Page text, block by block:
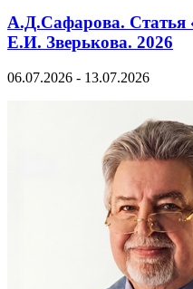
А.Д.Сафарова. Статья
Е.И. Зверькова. 2026
06.07.2026 - 13.07.2026